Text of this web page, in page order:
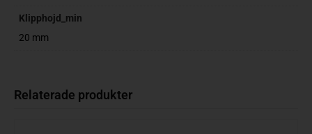
Klipphojd_min
20 mm
Relaterade produkter